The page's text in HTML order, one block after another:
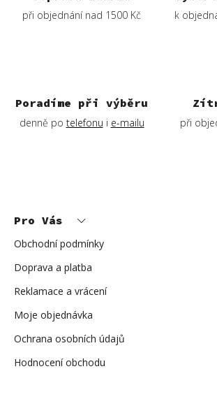
při objednání nad 1500 Kč k
Poradíme při výběru
denně po telefonu i e-mailu při
Pro Vás
Obchodní podmínky
Doprava a platba
Reklamace a vrácení
Moje objednávka
Ochrana osobních údajů
Hodnocení obchodu